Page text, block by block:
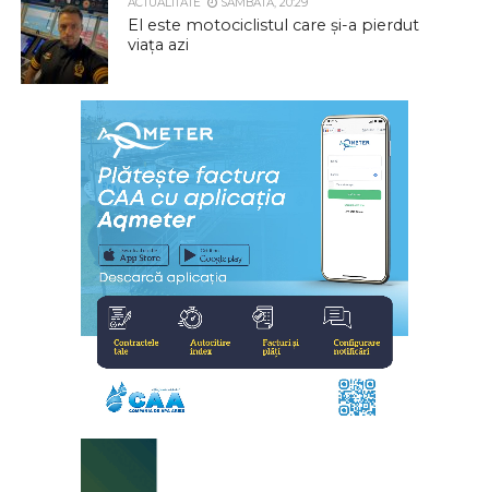
El este motociclistul care și-a pierdut
viața azi